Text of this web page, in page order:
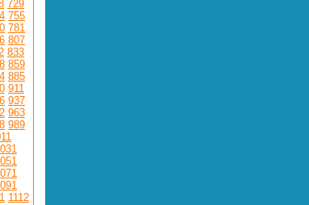
729
755
781
807
833
859
885
911
937
963
989
1112